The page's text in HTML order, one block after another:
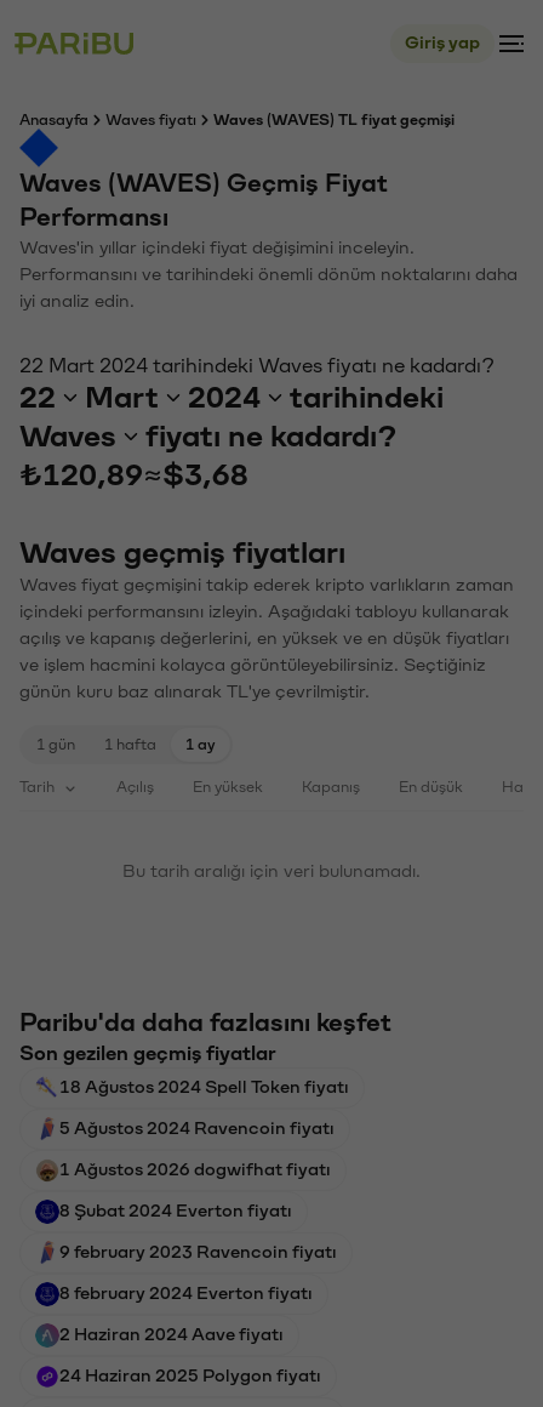
Giriş yap
Anasayfa Waves fiyatı Waves (WAVES) TL fiyat geçmişi
Waves (WAVES) Geçmiş Fiyat
Performansı
Waves'in yıllar içindeki fiyat değişimini inceleyin.
Performansını ve tarihindeki önemli dönüm noktalarını daha
iyi analiz edin.
22 Mart 2024 tarihindeki Waves fiyatı ne kadardı?
22 Mart 2024
tarihindeki
Waves
fiyatı ne kadardı?
₺120,89≈$3,68
Waves geçmiş fiyatları
Waves fiyat geçmişini takip ederek kripto varlıkların zaman
içindeki performansını izleyin. Aşağıdaki tabloyu kullanarak
açılış ve kapanış değerlerini, en yüksek ve en düşük fiyatları
ve işlem hacmini kolayca görüntüleyebilirsiniz. Seçtiğiniz
günün kuru baz alınarak TL'ye çevrilmiştir.
1 gün 1 hafta 1 ay
Tarih Açılış En yüksek Kapanış En düşük
Bu tarih aralığı için veri bulunamadı.
Paribu'da daha fazlasını keşfet
Son gezilen geçmiş fiyatlar
18 Ağustos 2024 Spell Token fiyatı
5 Ağustos 2024 Ravencoin fiyatı
1 Ağustos 2026 dogwifhat fiyatı
8 Şubat 2024 Everton fiyatı
9 february 2023 Ravencoin fiyatı
8 february 2024 Everton fiyatı
2 Haziran 2024 Aave fiyatı
24 Haziran 2025 Polygon fiyatı